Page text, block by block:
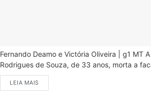
Fernando Deamo e Victória Oliveira | g1 MT
Rodrigues de Souza, de 33 anos, morta a
LEIA MAIS